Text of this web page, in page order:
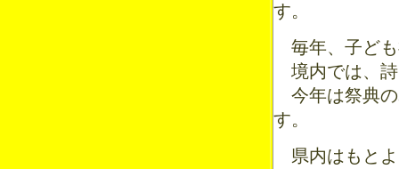
す。
毎年、子ども
境内では、詩
今年は祭典の
す。
県内はもとよ